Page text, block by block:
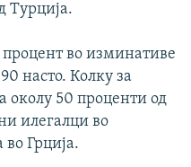
Турција.
процент во изминативе
насто. Колку за
околу 50 проценти од
илегалци во
во Грција.